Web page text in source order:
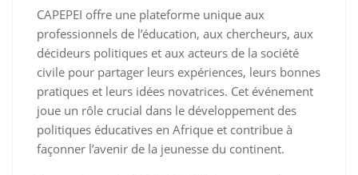
CAPEPEI offre une plateforme unique aux
professionnels de l’éducation, aux chercheurs, aux
décideurs politiques et aux acteurs de la société
civile pour partager leurs expériences, leurs bonnes
pratiques et leurs idées novatrices. Cet événement
joue un rôle crucial dans le développement des
politiques éducatives en Afrique et contribue à
façonner l’avenir de la jeunesse du continent.